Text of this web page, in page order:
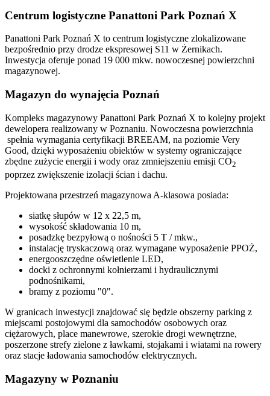
Centrum logistyczne Panattoni Park Poznań X
Panattoni Park Poznań X to centrum logistyczne zlokalizowane
bezpośrednio przy drodze ekspresowej S11 w Żernikach.
Inwestycja oferuje ponad 19 000 mkw. nowoczesnej powierzchni
magazynowej.
Magazyn do wynajęcia Poznań
Kompleks magazynowy Panattoni Park Poznań X to kolejny projekt
dewelopera realizowany w Poznaniu. Nowoczesna powierzchnia
spełnia wymagania certyfikacji BREEAM, na poziomie Very
Good, dzięki wyposażeniu obiektów w systemy ograniczające
zbędne zużycie energii i wody oraz zmniejszeniu emisji CO2
poprzez zwiększenie izolacji ścian i dachu.
Projektowana przestrzeń magazynowa A-klasowa posiada:
siatkę słupów w 12 x 22,5 m,
wysokość składowania 10 m,
posadzkę bezpyłową o nośności 5 T / mkw.,
instalację tryskaczową oraz wymagane wyposażenie PPOŻ,
energooszczędne oświetlenie LED,
docki z ochronnymi kołnierzami i hydraulicznymi
podnośnikami,
bramy z poziomu "0".
W granicach inwestycji znajdować się będzie obszerny parking z
miejscami postojowymi dla samochodów osobowych oraz
ciężarowych, place manewrowe, szerokie drogi wewnętrzne,
poszerzone strefy zielone z ławkami, stojakami i wiatami na rowery
oraz stacje ładowania samochodów elektrycznych.
Magazyny w Poznaniu